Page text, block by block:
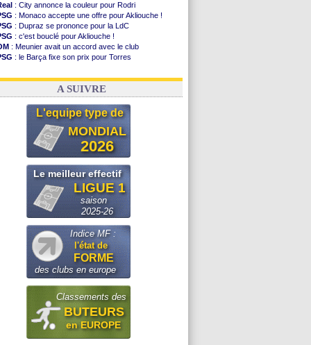
: City annonce la couleur pour Rodri
: Monaco accepte une offre pour Akliouche !
: Dupraz se prononce pour la LdC
: c'est bouclé pour Akliouche !
: Meunier avait un accord avec le club
: le Barça fixe son prix pour Torres
: Infantino sollicite Trump
A SUIVRE
L'equipe type de
MONDIAL
2026
Le meilleur effectif
LIGUE 1
saison
2025-26
Indice MF :
l'état de
FORME
des clubs en europe
Classements des
BUTEURS
en EUROPE